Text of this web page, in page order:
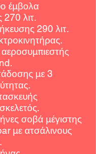
έμβολα
270 λιτ.
290 λιτ.
με 3
σοβά μέγιστης
με ατσάλινους